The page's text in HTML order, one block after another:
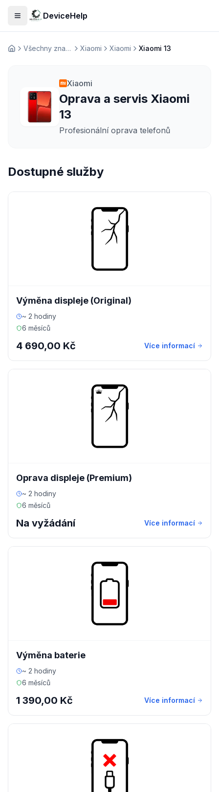
Otevřít menuDeviceHelp
Домашня Všechny značky Xiaomi Xiaomi Xiaomi 13
Xiaomi
Oprava a servis Xiaomi
13
Profesionální oprava telefonů
Dostupné služby
Výměna displeje (Original)
~ 2 hodiny
6 měsíců
4 690,00 Kč Více informací
Oprava displeje (Premium)
~ 2 hodiny
6 měsíců
Na vyžádání Více informací
Výměna baterie
~ 2 hodiny
6 měsíců
1 390,00 Kč Více informací